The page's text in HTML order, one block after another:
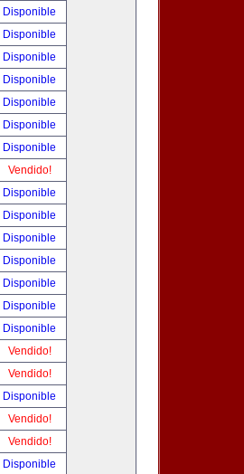
Disponible
Disponible
Disponible
Disponible
Disponible
Disponible
Disponible
Vendido!
Disponible
Disponible
Disponible
Disponible
Disponible
Disponible
Disponible
Vendido!
Vendido!
Disponible
Vendido!
Vendido!
Disponible